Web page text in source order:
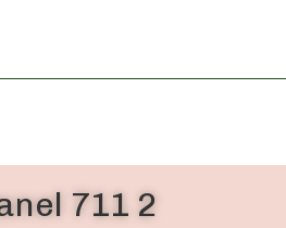
711 2